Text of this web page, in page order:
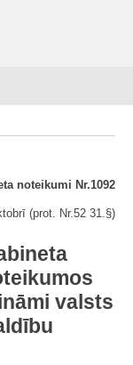
noteikumi Nr.1092
(prot. Nr.52 31.§)
valsts